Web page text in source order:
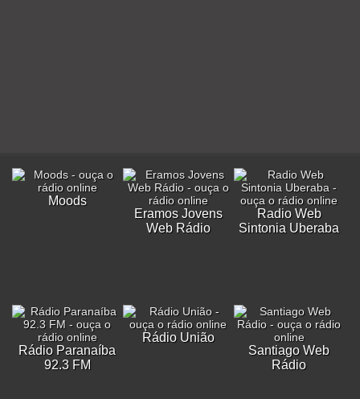
Moods
Eramos Jovens
Web Rádio
Radio Web
Sintonia Uberaba
Rádio Paranaíba
92.3 FM
Rádio União
Santiago Web
Rádio